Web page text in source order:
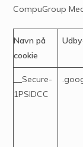
CompuGroup
Navn på
cookie
__Secure-
1PSIDCC